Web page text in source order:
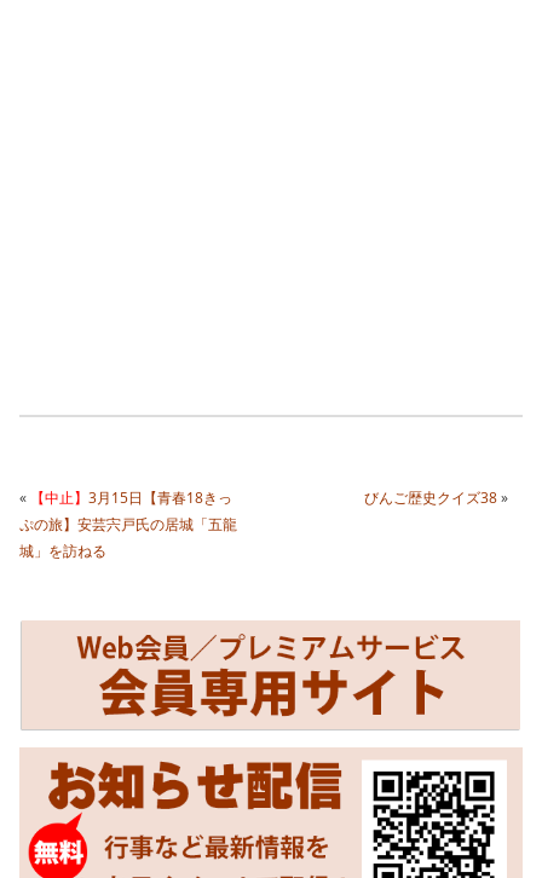
« 【中止】 3月15日【青春18きっ
ぷの旅】安芸宍戸氏の居城「五龍
城」を訪ねる
びんご歴史クイズ38»